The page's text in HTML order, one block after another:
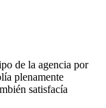
de la agencia por
plenamente
satisfacía